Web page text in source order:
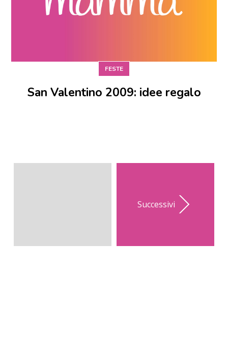
FESTE
San Valentino 2009: idee regalo
Successivi